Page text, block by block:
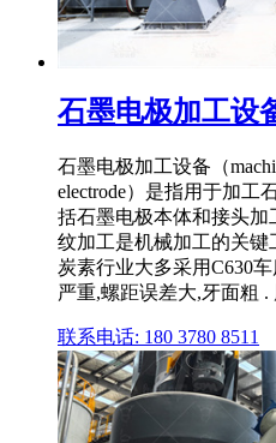
石墨电极加工设
石墨电极加工设备（
electrode）是指用于加工
括石墨电极本体和接头加
纹加工是机械加工的关
炭素行业大多采用C630
严重,螺距误差大,牙面粗 .
联系电话: 180 3780 8511